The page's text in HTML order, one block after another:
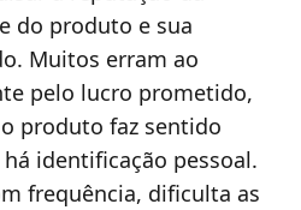
do produto e sua
Muitos erram ao
pelo lucro prometido,
produto faz sentido
identificação pessoal.
frequência, dificulta as